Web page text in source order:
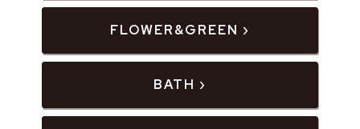
FLOWER&GREEN ›
BATH ›